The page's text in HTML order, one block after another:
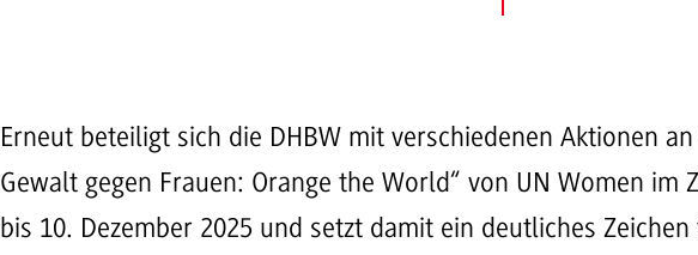
Erneut beteiligt sich die DHBW mit verschiedenen Aktionen an
Gewalt gegen Frauen: Orange the World“ von UN Women im
bis 10. Dezember 2025 und setzt damit ein deutliches